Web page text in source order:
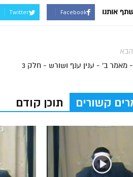
שתף אותנו Facebook
Twitter
ב' - ענין ענף ושורש - חלק 3
קשורים תוכן קודם